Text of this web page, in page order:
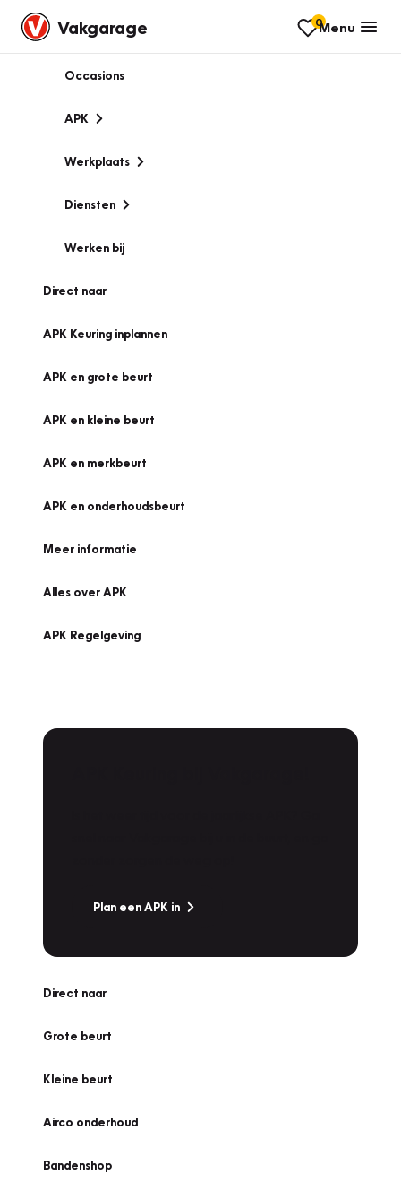
Vakgarage 0Menu
Occasions
APK
Werkplaats
Diensten
Werken bij
Direct naar
APK Keuring inplannen
APK en grote beurt
APK en kleine beurt
APK en merkbeurt
APK en onderhoudsbeurt
Meer informatie
Alles over APK
APK Regelgeving
Plan een APK in
Direct naar
Grote beurt
Kleine beurt
Airco onderhoud
Bandenshop